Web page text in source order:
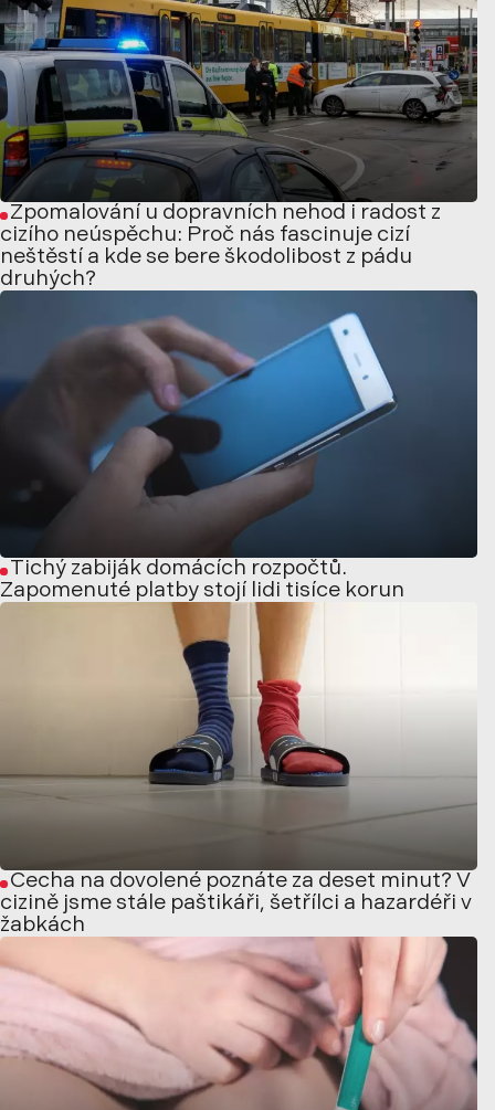
Zpomalování u dopravních nehod i radost z
cizího neúspěchu: Proč nás fascinuje cizí
neštěstí a kde se bere škodolibost z pádu
druhých?
Tichý zabiják domácích rozpočtů.
Zapomenuté platby stojí lidi tisíce korun
Čecha na dovolené poznáte za deset minut? V
cizině jsme stále paštikáři, šetřílci a hazardéři v
žabkách